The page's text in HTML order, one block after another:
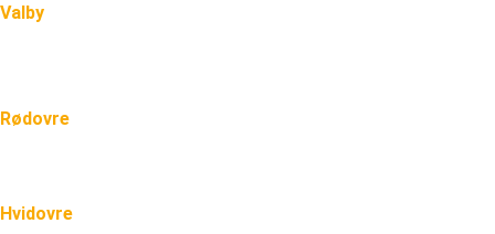
Valby
Rødovre
Hvidovre